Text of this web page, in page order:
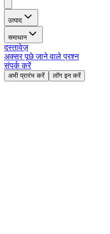
उत्पाद
समाधान
दस्तावेज़
अक्सर पूछे जाने वाले प्रश्न
संपर्क करें
अभी प्रारंभ करें लॉग इन करें